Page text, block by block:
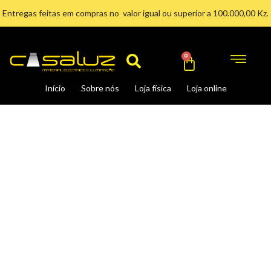
conteúdo
Entregas feitas em compras no valor igual ou superior a 100.000,00 Kz.
Search
Início Sobre nós Loja física Loja online
0 Cart